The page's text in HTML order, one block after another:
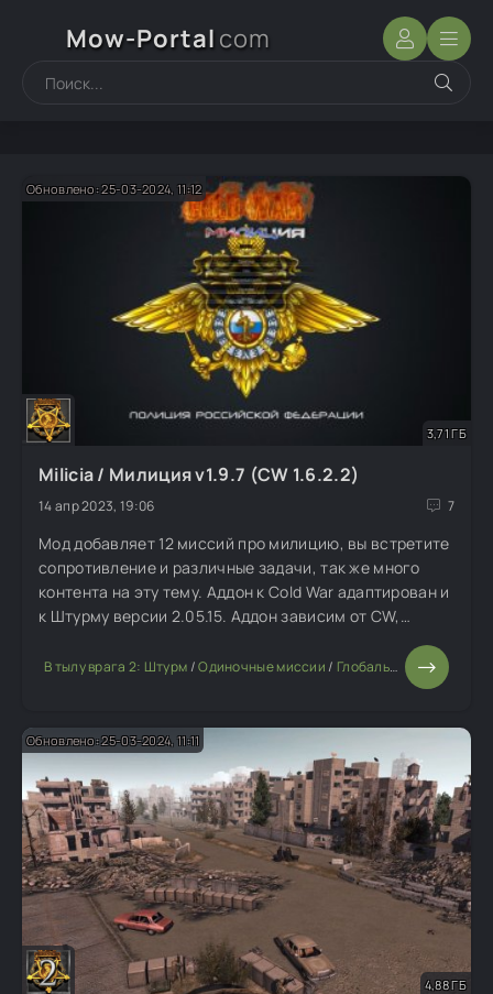
Mow-Portal com
Обновлено: 25-03-2024, 11:12
3,71 ГБ
Milicia / Милиция v1.9.7 (CW 1.6.2.2)
14 апр 2023, 19:06 7
Мод добавляет 12 миссий про милицию, вы встретите
сопротивление и различные задачи, так же много
контента на эту тему. Аддон к Cold War адаптирован и
к Штурму версии 2.05.15. Аддон зависим от CW,
В тылу врага 2: Штурм /Одиночные миссии / Глобальные моды
Обновлено: 25-03-2024, 11:11
4,88 ГБ